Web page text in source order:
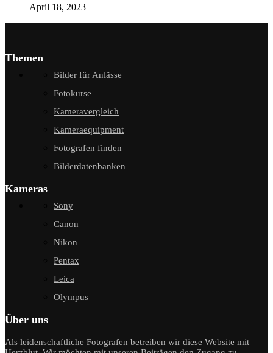
April 18, 2023
Themen
Bilder für Anlässe
Fotokurse
Kameravergleich
Kameraequipment
Fotografen finden
Bilderdatenbanken
Kameras
Sony
Canon
Nikon
Pentax
Leica
Olympus
Über uns
Als leidenschaftliche Fotografen betreiben wir diese Website mit